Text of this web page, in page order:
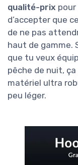
qualité-prix
d’accepter que
de ne pas
haut de gamme.
que tu veux
pêche de nuit,
matériel ultra
peu léger.